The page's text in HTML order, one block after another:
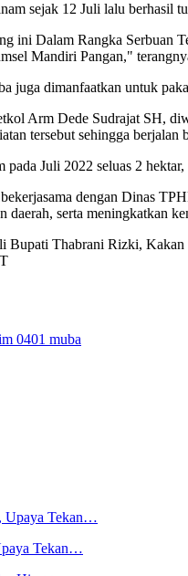
sejak 12 Juli lalu berhasil
ini Dalam Rangka Serbuan
Mandiri Pangan,"
juga dimanfaatkan untuk
Arm Dede Sudrajat SH,
tersebut sehingga berjalan
Juli 2022 seluas 2
dengan Dinas
daerah, serta meningkatkan
Bupati Thabrani Rizki,
0401 muba
Tekan…